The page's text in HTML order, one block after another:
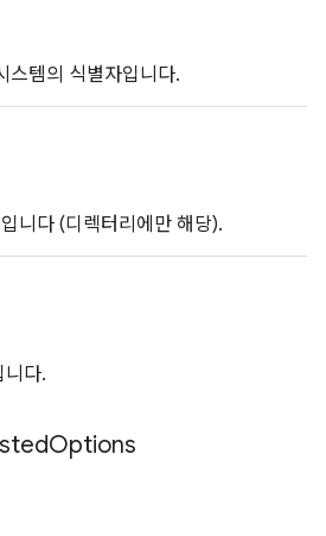
스템의 식별자입니다.
니다 (디렉터리에만 해당).
니다.
Options